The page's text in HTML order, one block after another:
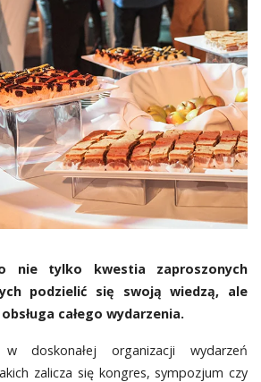
nie tylko kwestia zaproszonych
podzielić się swoją wiedzą, ale
całego wydarzenia.
doskonałej organizacji wydarzeń
zalicza się kongres, sympozjum czy